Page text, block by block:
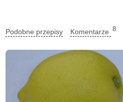
Podobne przepisy Komentarze 8